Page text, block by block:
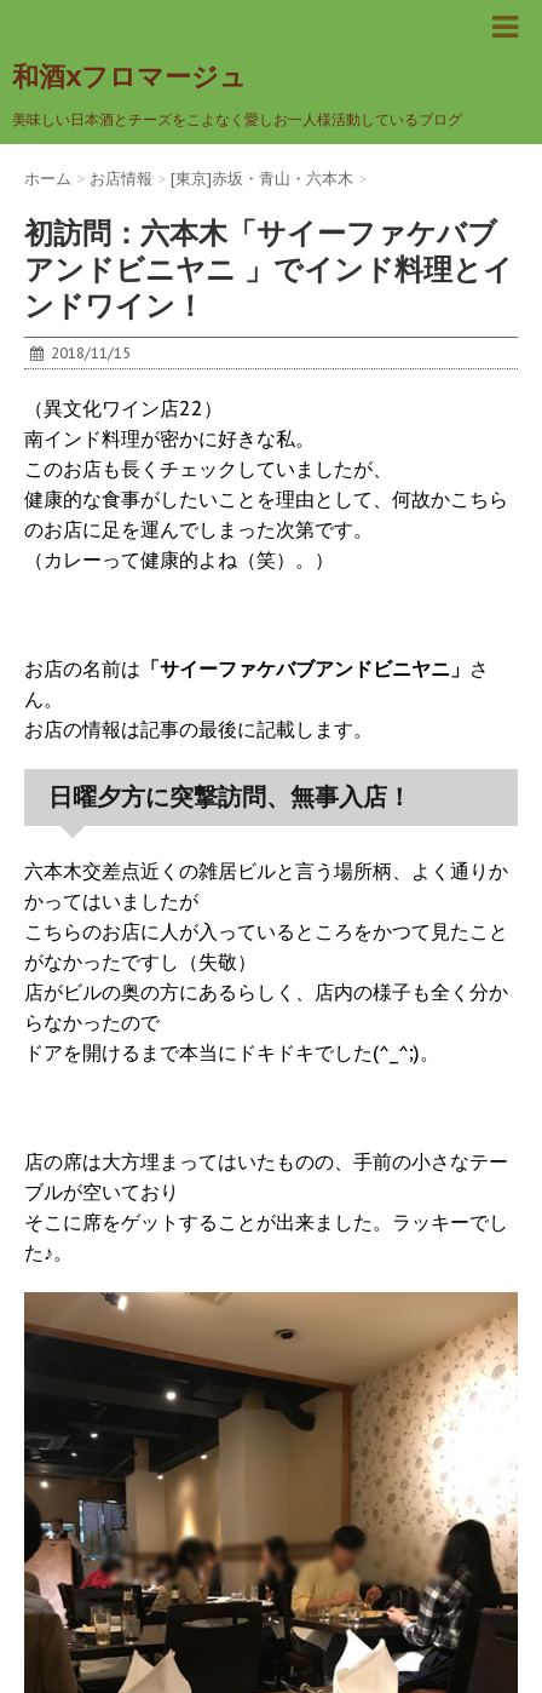
和酒xフロマージュ
美味しい日本酒とチーズをこよなく愛しお一人様活動しているブログ
ホーム > お店情報 > [東京]赤坂・青山・六本木 >
初訪問：六本木「サイーファケバブ
アンドビニヤニ 」でインド料理とイ
ンドワイン！
2018/11/15
（異文化ワイン店22）
南インド料理が密かに好きな私。
このお店も長くチェックしていましたが、
健康的な食事がしたいことを理由として、何故かこちら
のお店に足を運んでしまった次第です。
（カレーって健康的よね（笑）。）
お店の名前は 「サイーファケバブアンドビニヤニ」 さ
ん。
お店の情報は記事の最後に記載します。
日曜夕方に突撃訪問、無事入店！
六本木交差点近くの雑居ビルと言う場所柄、よく通りか
かってはいましたが
こちらのお店に人が入っているところをかつて見たこと
がなかったですし（失敬）
店がビルの奥の方にあるらしく、店内の様子も全く分か
らなかったので
ドアを開けるまで本当にドキドキでした(^_^;)。
店の席は大方埋まってはいたものの、手前の小さなテー
ブルが空いており
そこに席をゲットすることが出来ました。ラッキーでし
た♪。